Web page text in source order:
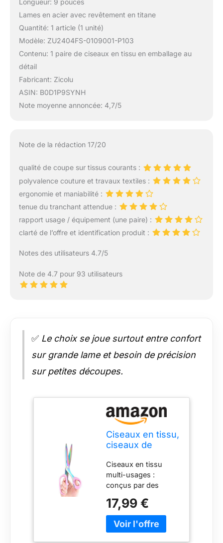
Lames en acier avec revêtement en titane
Quantité: 1 article (1 unité)
Modèle: ZU2404FS-0109001-P103
Contenu: 1 paire de ciseaux en tissu en emballage au
détail
Fabricant: Zicolu
ASIN: B0D1P9SYNH
Note moyenne annoncée: 4,7/5
Note de la rédaction 17/20
qualité de coupe sur tissus courants :
polyvalence couture et travaux textiles :
ergonomie et maniabilité :
tenue du tranchant attendue :
rapport usage / équipement (une paire) :
clarté de l’offre et identification produit :
Notes des utilisateurs 4.7/5
Note de 4.7 pour 93 utilisateurs
✅ Le choix se joue surtout entre confort
sur grande lame et besoin de précision
sur petites découpes.
Ciseaux en tissu,
ciseaux de
revêtement en
titane de 9
pouces, ciseaux
en tissu multi-
usages
tranchants
résistants pour
couper les
Ciseaux en tissu
multi-usages :
conçus par des
supporter une
utilisation intensive,
ces ciseaux en acier
17,99 €